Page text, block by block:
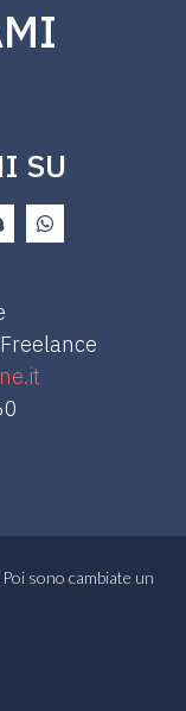
SU
sono cambiate un